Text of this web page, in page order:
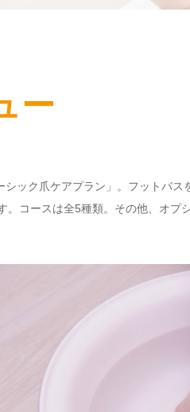
ー
ック爪ケアプラン」。フットバ
コースは全5種類。その他、オプ